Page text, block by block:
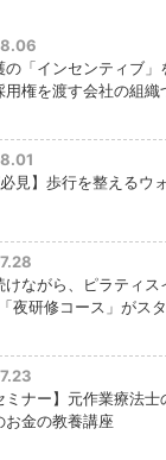
の「インセンティブ」
用権を渡す会社の組織
必見】歩行を整えるウ
けながら、ピラティ
夜研修コース」がスタ
ミナー】元作業療法
お金の教養講座